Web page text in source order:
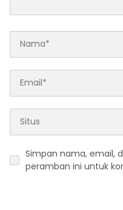
Simpan nama, email,
peramban ini untuk